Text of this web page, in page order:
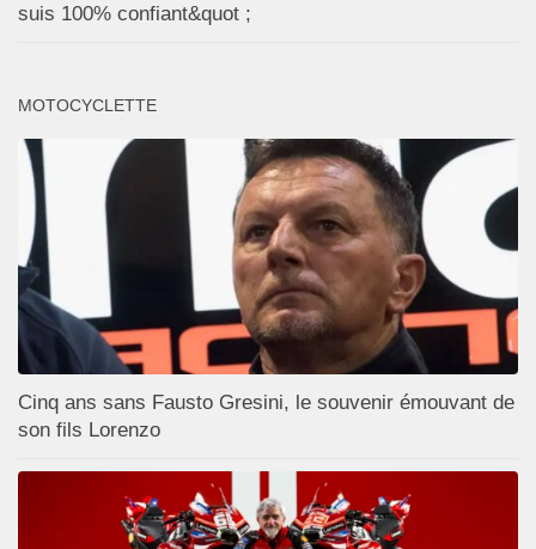
suis 100% confiant&quot ;
MOTOCYCLETTE
Cinq ans sans Fausto Gresini, le souvenir émouvant de
son fils Lorenzo